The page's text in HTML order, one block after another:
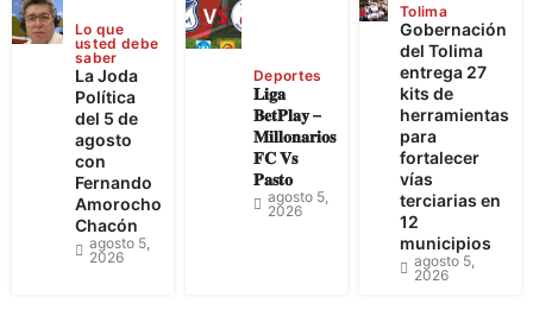
Lo que
usted debe
saber
La Joda
Política
del 5 de
agosto
con
Fernando
Amorocho
Chacón
agosto 5,
2026
Deportes
𝐋𝐢𝐠𝐚
𝐁𝐞𝐭𝐏𝐥𝐚𝐲 –
𝐌𝐢𝐥𝐥𝐨𝐧𝐚𝐫𝐢𝐨𝐬
𝐅𝐂 𝐕𝐬
𝐏𝐚𝐬𝐭𝐨
agosto 5,
2026
Tolima
Gobernación
del Tolima
entrega 27
kits de
herramientas
para
fortalecer
vías
terciarias en
12
municipios
agosto 5,
2026